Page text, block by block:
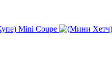
Mini Coupe